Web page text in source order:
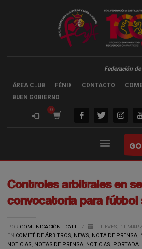
Federación
ÁREA CLUB FÉNIX CONTACTO
BUEN GOBIERNO
Controles arbitrales en
convocatoria para fútbol
POR COMUNICACIÓN FCYLF / JUEVES, 11
EN COMITÉ DE ÁRBITROS, NEWS, NOTA DE PRENSA,
NOTICIAS, NOTAS DE PRENSA, NOTICIAS, PORTADA